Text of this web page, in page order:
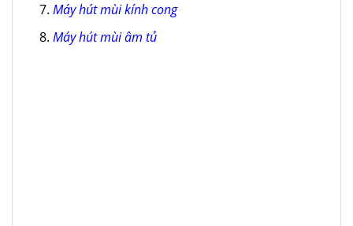
Máy hút mùi kính cong
Máy hút mùi âm tủ